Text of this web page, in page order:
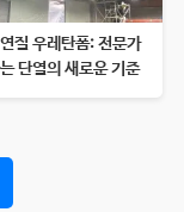
질 우레탄폼: 전문가
단열의 새로운 기준